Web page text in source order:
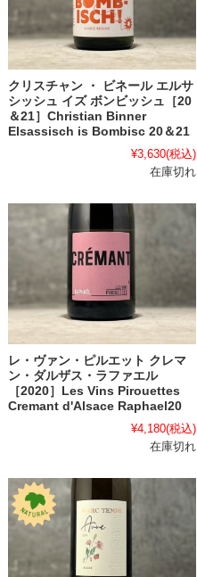
クリスチャン ・ ビネール エルサ
シッシュ イズ ボンビッシュ［20
＆21］Christian Binner
Elsassisch is Bombisc 20＆21
¥3,630(税込)
在庫切れ
レ・ヴァン・ピルエット クレマ
ン・ダルザス・ラファエル
［2020］Les Vins Pirouettes
Cremant d'Alsace Raphael20
¥4,180(税込)
在庫切れ